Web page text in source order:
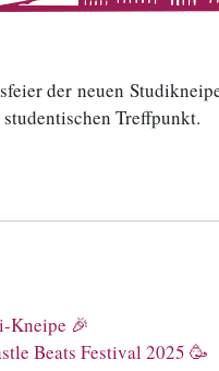
der neuen
Treffpunkt.
Kneipe 🎉
Beats Festival 2025 🥳